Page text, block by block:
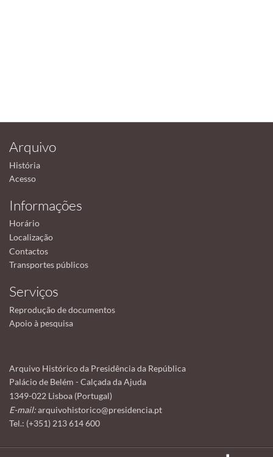
Arquivo
História
Acesso
Informações
Horário
Localização
Contactos
Transportes públicos
Serviços
Reprodução de documentos
Apoio à pesquisa
Arquivo Histórico da Presidência da República
Palácio de Belém - Calçada da Ajuda
1349-022 Lisboa (Portugal)
E-mail:arquivohistorico@presidencia.pt
Tel.: (+351) 213 614 600